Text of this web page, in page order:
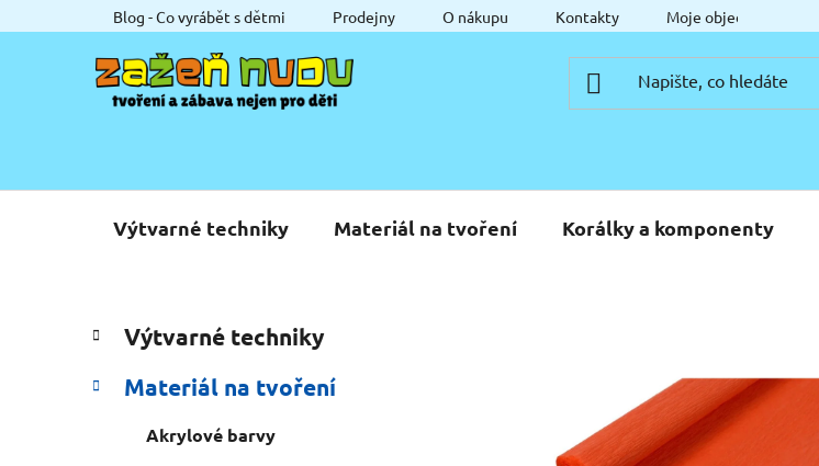
na
Blog - Co vyrábět s dětmi Prodejny O nákupu Kontakty Moje objednávka
Výtvarné techniky Materiál na tvoření Korálky a komponenty
P
o
s
Přeskočit
kategorie
a
e
Výtvarné techniky
Materiál na tvoření
Akrylové barvy